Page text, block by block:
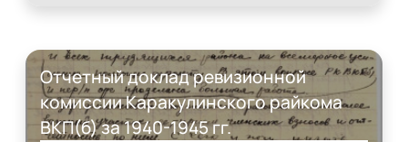
Отчетный доклад ревизионной
комиссии Каракулинского райкома
ВКП(б) за 1940-1945 гг.